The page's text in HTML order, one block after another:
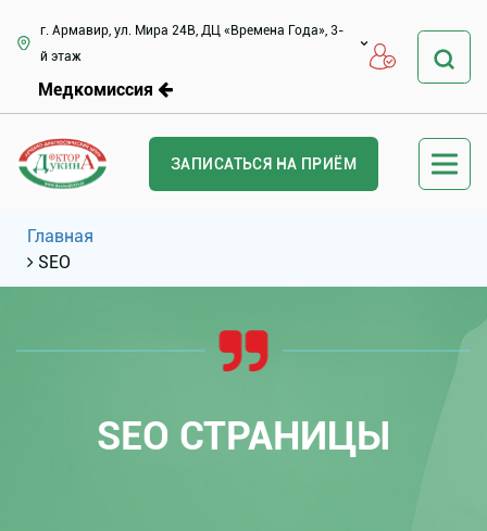
г. Армавир, ул. Мира 24В, ДЦ «Времена Года», 3-
й этаж
Медкомиссия
ЗАПИСАТЬСЯ НА ПРИЁМ
Главная
SEO
SEO СТРАНИЦЫ